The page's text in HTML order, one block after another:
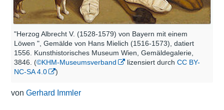
"Herzog Albrecht V. (1528-1579) von Bayern mit einem
Löwen ", Gemälde von Hans Mielich (1516-1573), datiert
1556. Kunsthistorisches Museum Wien, Gemäldegalerie,
3846. (©KHM-Museumsverband lizensiert durchCC BY-
NC-SA 4.0
)
von Gerhard Immler